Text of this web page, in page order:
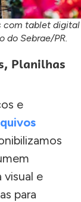
com tablet digital
do Sebrae/PR.
Planilhas
e
e
para